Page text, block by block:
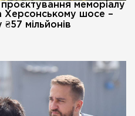
меморіалу
Херсонському шосе –
мільйонів